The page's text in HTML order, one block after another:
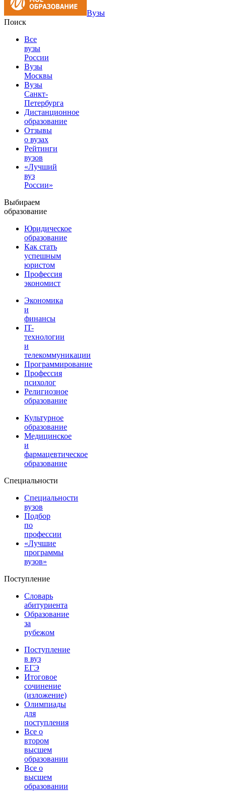
Вузы
Поиск
Все
вузы
России
Вузы
Москвы
Вузы
Санкт-
Петербурга
Дистанционное
образование
Отзывы
о вузах
Рейтинги
вузов
«Лучший
вуз
России»
Выбираем
образование
Юридическое
образование
Как стать
успешным
юристом
Профессия
экономист
Экономика
и
финансы
IT-
технологии
и
телекоммуникации
Программирование
Профессия
психолог
Религиозное
образование
Культурное
образование
Медицинское
и
фармацевтическое
образование
Специальности
Специальности
вузов
Подбор
по
профессии
«Лучшие
программы
вузов»
Поступление
Словарь
абитуриента
Образование
за
рубежом
Поступление
в вуз
ЕГЭ
Итоговое
сочинение
(изложение)
Олимпиады
для
поступления
Все о
втором
высшем
образовании
Все о
высшем
образовании